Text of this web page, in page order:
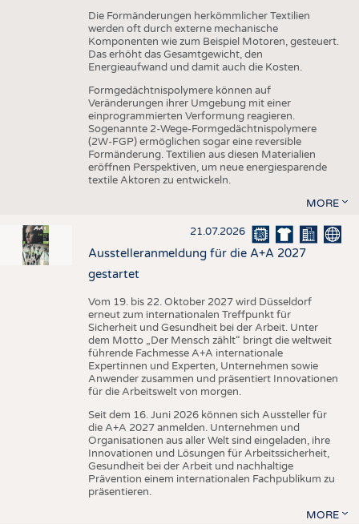
Die Formänderungen herkömmlicher Textilien
werden oft durch externe mechanische
Komponenten wie zum Beispiel Motoren, gesteuert.
Das erhöht das Gesamtgewicht, den
Energieaufwand und damit auch die Kosten.
Formgedächtnispolymere können auf
Veränderungen ihrer Umgebung mit einer
einprogrammierten Verformung reagieren.
Sogenannte 2-Wege-Formgedächtnispolymere
(2W-FGP) ermöglichen sogar eine reversible
Formänderung. Textilien aus diesen Materialien
eröffnen Perspektiven, um neue energiesparende
textile Aktoren zu entwickeln.
MORE
21.07.2026
Ausstelleranmeldung für die A+A 2027
gestartet
Vom 19. bis 22. Oktober 2027 wird Düsseldorf
erneut zum internationalen Treffpunkt für
Sicherheit und Gesundheit bei der Arbeit. Unter
dem Motto „Der Mensch zählt“ bringt die weltweit
führende Fachmesse A+A internationale
Expertinnen und Experten, Unternehmen sowie
Anwender zusammen und präsentiert Innovationen
für die Arbeitswelt von morgen.
Seit dem 16. Juni 2026 können sich Aussteller für
die A+A 2027 anmelden. Unternehmen und
Organisationen aus aller Welt sind eingeladen, ihre
Innovationen und Lösungen für Arbeitssicherheit,
Gesundheit bei der Arbeit und nachhaltige
Prävention einem internationalen Fachpublikum zu
präsentieren.
MORE